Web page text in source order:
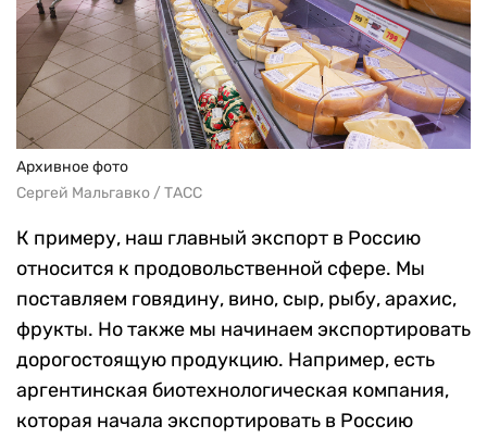
Архивное фото
Сергей Мальгавко / ТАСС
К примеру, наш главный экспорт в Россию
относится к продовольственной сфере. Мы
поставляем говядину, вино, сыр, рыбу, арахис,
фрукты. Но также мы начинаем экспортировать
дорогостоящую продукцию. Например, есть
аргентинская биотехнологическая компания,
которая начала экспортировать в Россию